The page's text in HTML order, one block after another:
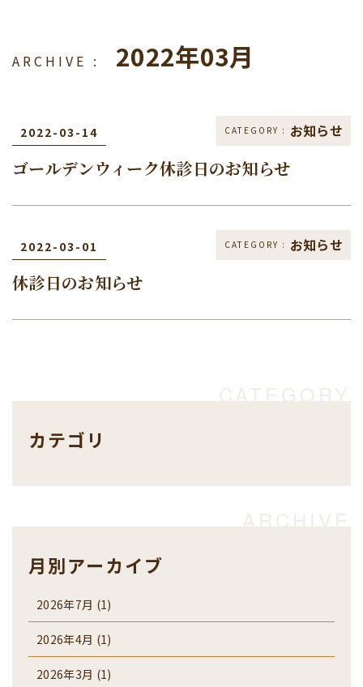
2022年03月
お知らせ
2022-03-14
ゴールデンウィーク休診日のお知らせ
お知らせ
2022-03-01
休診日のお知らせ
カテゴリ
月別アーカイブ
2026年7月 (1)
2026年4月 (1)
2026年3月 (1)